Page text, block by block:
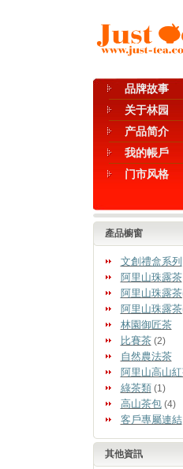
品牌故事
关于林园
产品简介
我的帳戶
门市风格
產品櫥窗
文創禮盒系列
阿里山珠露茶
阿里山珠露
阿里山珠露
林園御匠茶
比賽茶(2)
自然農法茶
阿里山高山
綠茶類 (1)
高山茶包(4)
客戶專屬連結
其他資訊